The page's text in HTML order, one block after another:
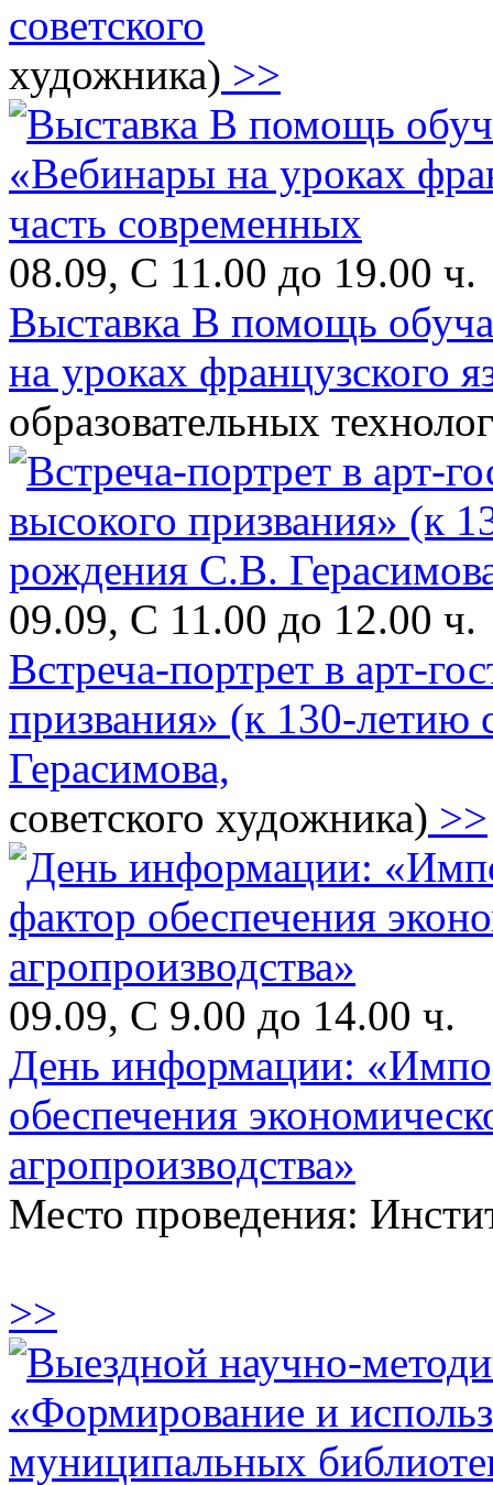
советского
художника) >>
08.09, С 11.00 до 19.00 ч.
Выставка В помощь
на уроках французского
образовательных
09.09, С 11.00 до 12.00 ч.
Встреча-портрет в арт-
призвания» (к 130-
Герасимова,
советского художника) >>
09.09, С 9.00 до 14.00 ч.
День информации:
обеспечения
агропроизводства»
Место проведения:
>>